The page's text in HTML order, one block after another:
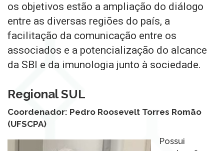
os objetivos estão a ampliação do diálogo
entre as diversas regiões do país, a
facilitação da comunicação entre os
associados e a potencialização do alcance
da SBI e da imunologia junto à sociedade.
Regional SUL
Coordenador: Pedro Roosevelt Torres Romão
(UFSCPA)
Possui